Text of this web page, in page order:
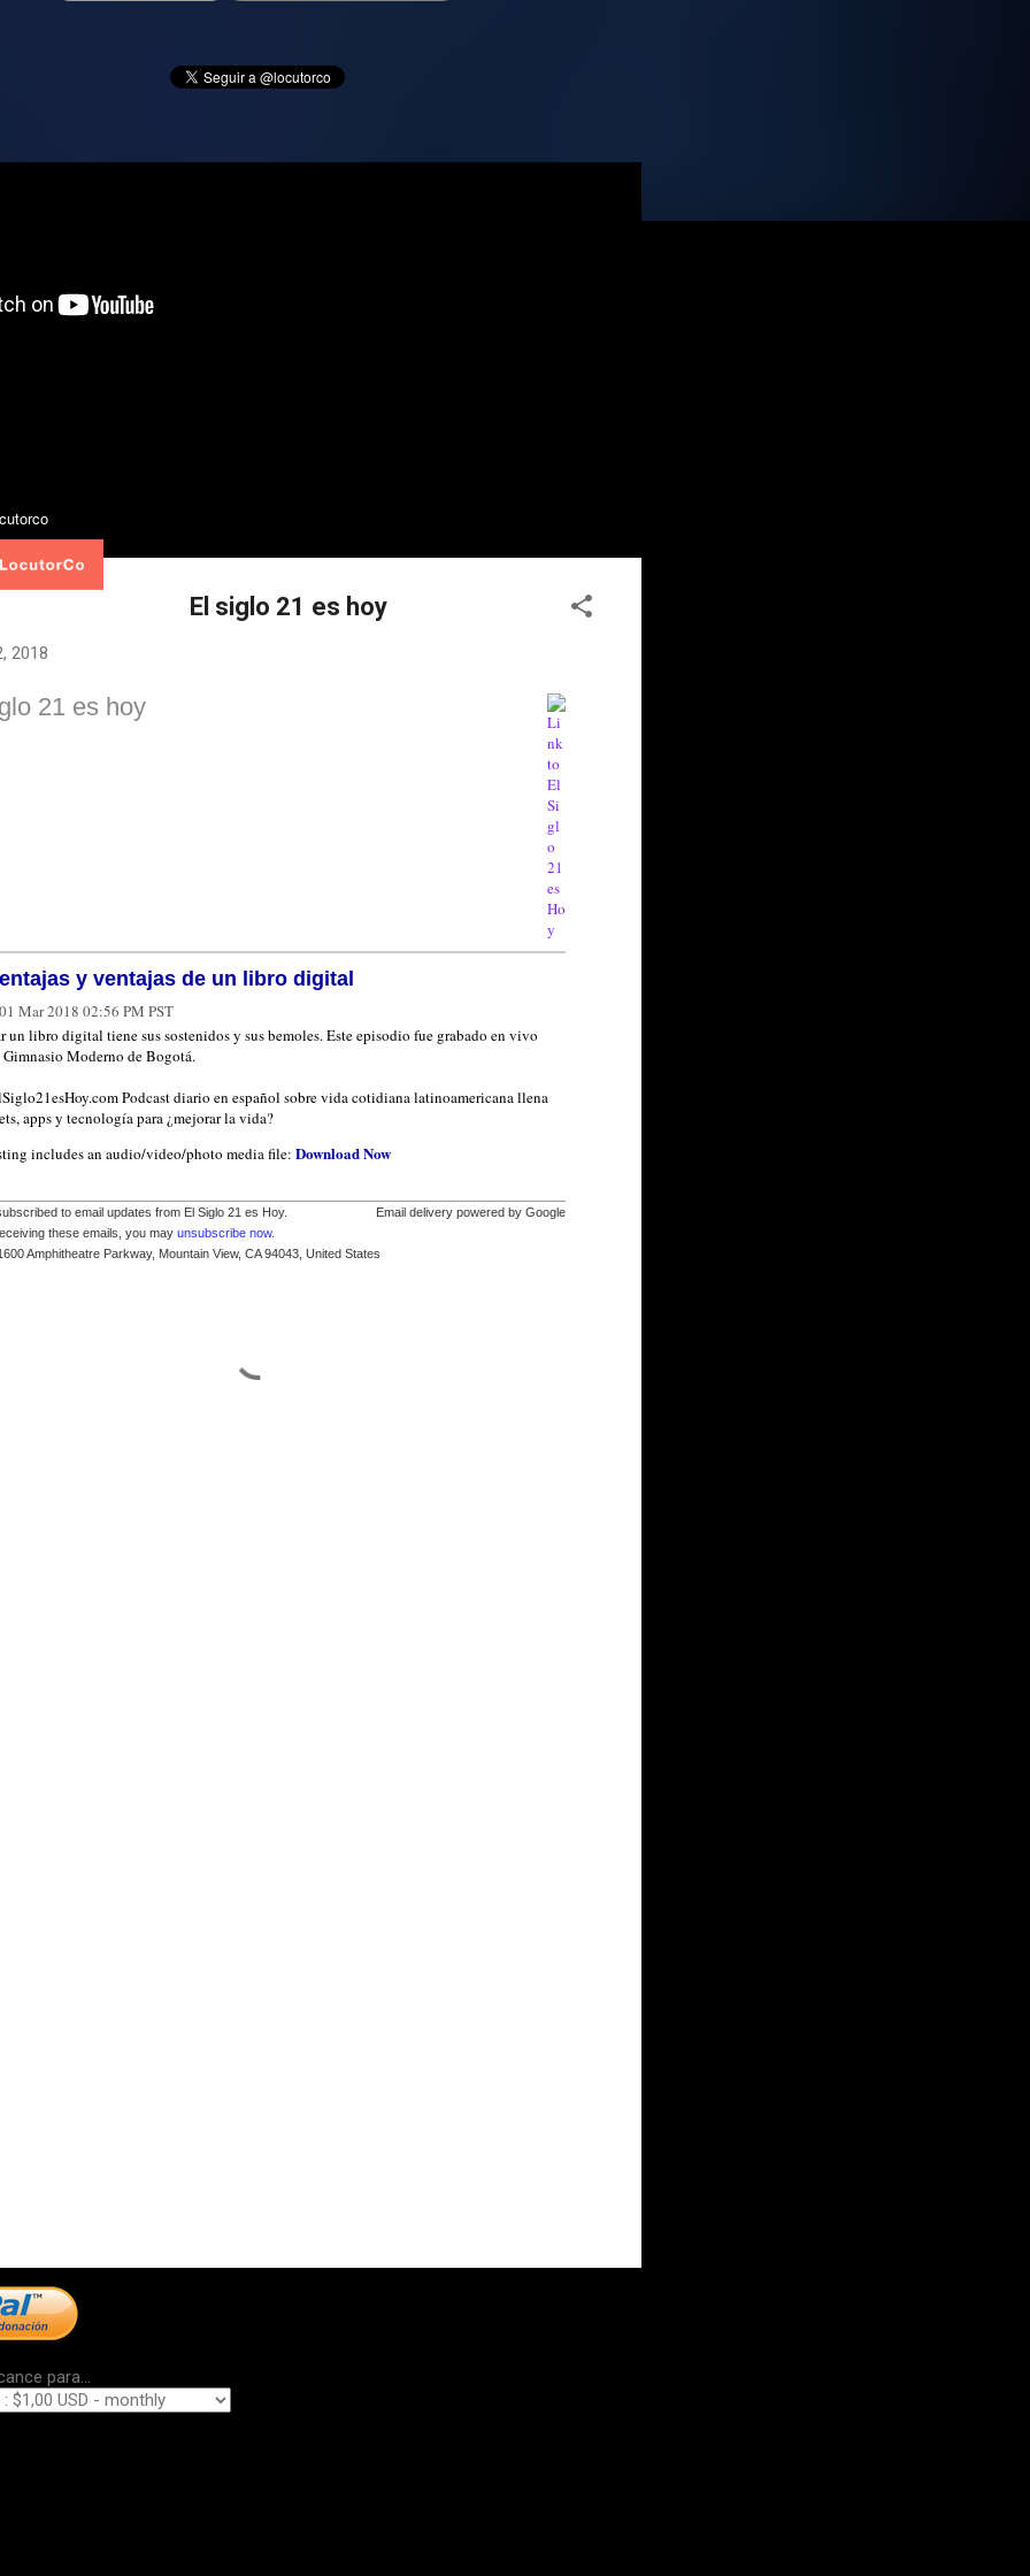
El siglo 21 es hoy
2018
21 es hoy
y ventajas de un libro digital
01 Mar 2018 02:56 PM PST
un libro digital tiene sus sostenidos y sus bemoles. Este episodio fue grabado en vivo
Gimnasio Moderno de Bogotá.
Podcast diario en español sobre vida cotidiana latinoamericana llena
apps y tecnología para ¿mejorar la vida?
includes an audio/video/photo media file: Download Now
to email updates from El Siglo 21 es Hoy.
these emails, you may unsubscribe now.
Email delivery powered by Google
Amphitheatre Parkway, Mountain View, CA 94043, United States
para...